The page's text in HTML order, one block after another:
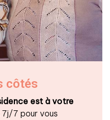
côtés
est à votre
7 pour vous